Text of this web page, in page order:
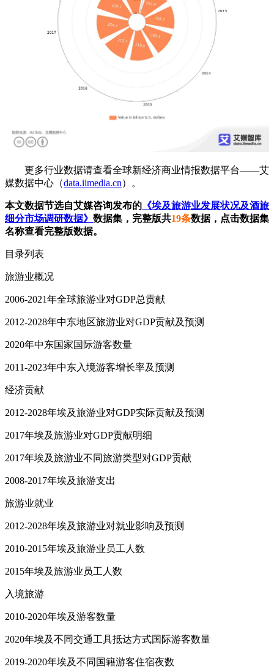
更多行业数据请查看全球新经济商业情报数据平台——艾
媒数据中心（data.iimedia.cn）。
本文数据节选自艾媒咨询发布的 《埃及旅游业发展状况及酒旅
细分市场调研数据》 数据集，完整版共19条数据，点击数据集
名称查看完整版数据。
目录列表
旅游业概况
2006-2021年全球旅游业对GDP总贡献
2012-2028年中东地区旅游业对GDP贡献及预测
2020年中东国家国际游客数量
2011-2023年中东入境游客增长率及预测
经济贡献
2012-2028年埃及旅游业对GDP实际贡献及预测
2017年埃及旅游业对GDP贡献明细
2017年埃及旅游业不同旅游类型对GDP贡献
2008-2017年埃及旅游支出
旅游业就业
2012-2028年埃及旅游业对就业影响及预测
2010-2015年埃及旅游业员工人数
2015年埃及旅游业员工人数
入境旅游
2010-2020年埃及游客数量
2020年埃及不同交通工具抵达方式国际游客数量
2019-2020年埃及不同国籍游客住宿夜数